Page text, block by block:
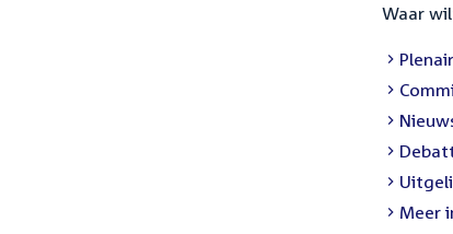
Waar
External
link:
External
link:
External
link:
External
link:
External
link:Meer